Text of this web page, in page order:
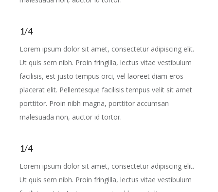
1/4
Lorem ipsum dolor sit amet, consectetur adipiscing elit.
Ut quis sem nibh. Proin fringilla, lectus vitae vestibulum
facilisis, est justo tempus orci, vel laoreet diam eros
placerat elit. Pellentesque facilisis tempus velit sit amet
porttitor. Proin nibh magna, porttitor accumsan
malesuada non, auctor id tortor.
1/4
Lorem ipsum dolor sit amet, consectetur adipiscing elit.
Ut quis sem nibh. Proin fringilla, lectus vitae vestibulum